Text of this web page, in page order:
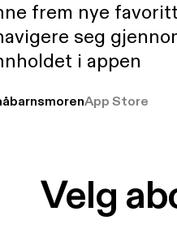
frem nye
seg
i appen
App Store
Velg